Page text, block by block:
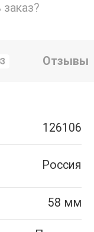
Отзывы
126106
Россия
58 мм